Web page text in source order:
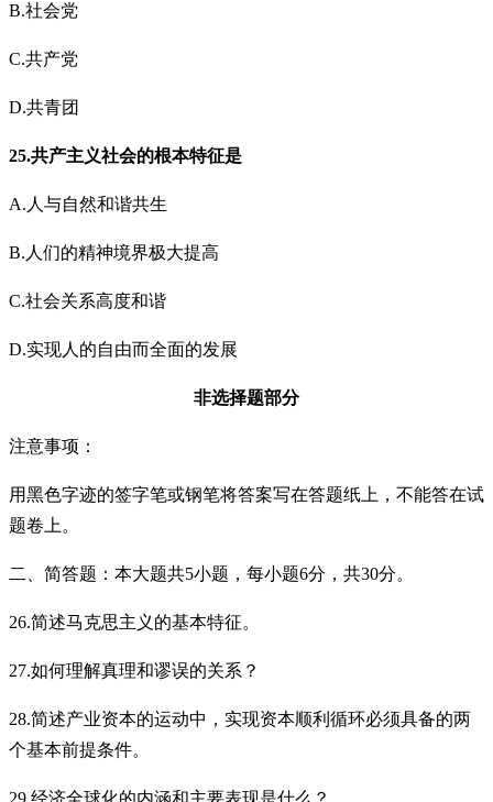
B.社会党
C.共产党
D.共青团
25.共产主义社会的根本特征是
A.人与自然和谐共生
B.人们的精神境界极大提高
C.社会关系高度和谐
D.实现人的自由而全面的发展
非选择题部分
注意事项：
用黑色字迹的签字笔或钢笔将答案写在答题纸上，不能答在试
题卷上。
二、简答题：本大题共5小题，每小题6分，共30分。
26.简述马克思主义的基本特征。
27.如何理解真理和谬误的关系？
28.简述产业资本的运动中，实现资本顺利循环必须具备的两
个基本前提条件。